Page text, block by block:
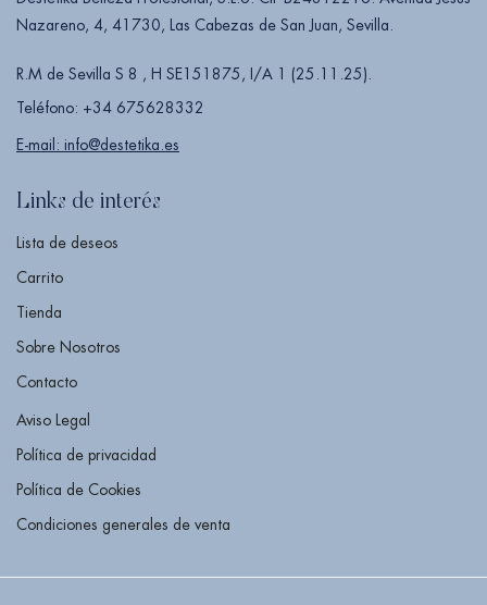
Nazareno, 4, 41730, Las Cabezas de San Juan, Sevilla.
R.M de Sevilla S 8 , H SE151875, I/A 1 (25.11.25).
Teléfono: +34 675628332
E-mail: info@destetika.es
Links de interés
Lista de deseos
Carrito
Tienda
Sobre Nosotros
Contacto
Aviso Legal
Política de privacidad
Política de Cookies
Condiciones generales de venta